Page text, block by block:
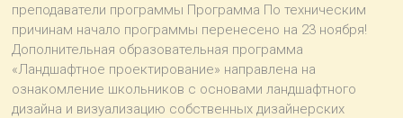
преподаватели программы Программа По техническим
причинам начало программы перенесено на 23 ноября!
Дополнительная образовательная программа
«Ландшафтное проектирование» направлена на
ознакомление школьников с основами ландшафтного
дизайна и визуализацию собственных дизайнерских